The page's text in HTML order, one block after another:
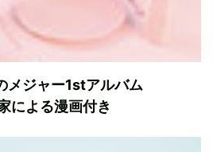
ジャー1stアルバム
による漫画付き